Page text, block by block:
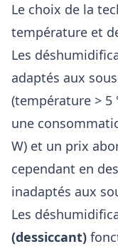
Le choix de la
température et
Les
adaptés aux
(température > 5
une
W) et un prix
cependant en
inadaptés aux
Les
(dessiccant)